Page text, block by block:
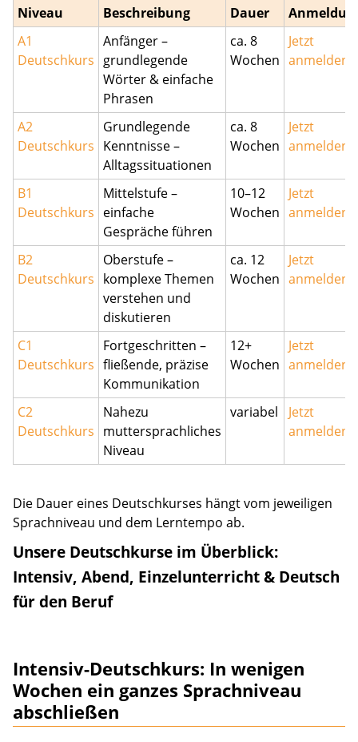
Niveau Beschreibung Dauer
A1
Deutschkurs
Anfänger –
grundlegende
Wörter & einfache
Phrasen
ca. 8
Wochen
Jetzt
anmelden
A2
Deutschkurs
Grundlegende
Kenntnisse –
Alltagssituationen
ca. 8
Wochen
Jetzt
anmelden
B1
Deutschkurs
Mittelstufe –
einfache
Gespräche führen
10–12
Wochen
Jetzt
anmelden
B2
Deutschkurs
Oberstufe –
komplexe Themen
verstehen und
diskutieren
ca. 12
Wochen
Jetzt
anmelden
C1
Deutschkurs
Fortgeschritten –
fließende, präzise
Kommunikation
12+
Wochen
Jetzt
anmelden
C2
Deutschkurs
Nahezu
muttersprachliches
Niveau
variabel
Jetzt
anmelden
Die Dauer eines Deutschkurses hängt vom jeweiligen
Sprachniveau und dem Lerntempo ab.
Unsere Deutschkurse im Überblick:
Intensiv, Abend, Einzelunterricht & Deutsch
für den Beruf
Intensiv-Deutschkurs: In wenigen
Wochen ein ganzes Sprachniveau
abschließen